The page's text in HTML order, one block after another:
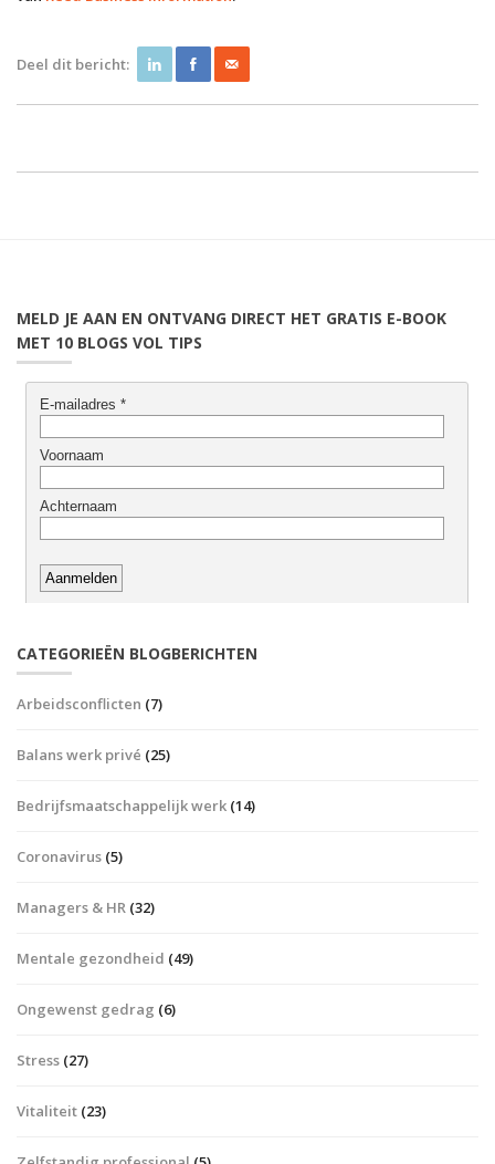
Deel dit bericht:
MELD JE AAN EN ONTVANG DIRECT HET GRATIS E-BOOK
MET 10 BLOGS VOL TIPS
CATEGORIEËN BLOGBERICHTEN
Arbeidsconflicten (7)
Balans werk privé (25)
Bedrijfsmaatschappelijk werk (14)
Coronavirus (5)
Managers & HR (32)
Mentale gezondheid (49)
Ongewenst gedrag (6)
Stress (27)
Vitaliteit (23)